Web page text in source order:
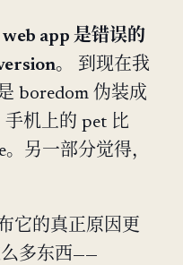
app 是错误的
。
到现在我
boredom 伪装成
机上的 pet 比
另一部分觉得，
它的真正原因更
多东西——